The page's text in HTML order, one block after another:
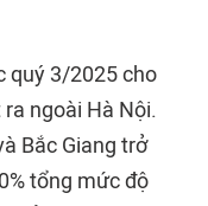
quý 3/2025 cho
ngoài Hà Nội.
Bắc Giang trở
tổng mức độ